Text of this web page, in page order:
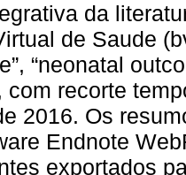
da
de Saude
“neonatal
com recorte
2016. Os
Endnote
exportados